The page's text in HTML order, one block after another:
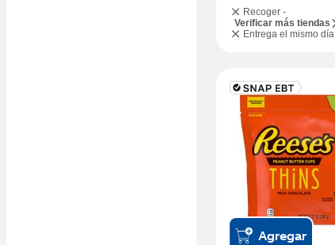
Recoger -
Verificar más tiendas
Entrega el mismo día
Agregar